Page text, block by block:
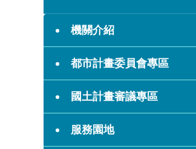
機關介紹
都市計畫委員會專區
國土計畫審議專區
服務園地